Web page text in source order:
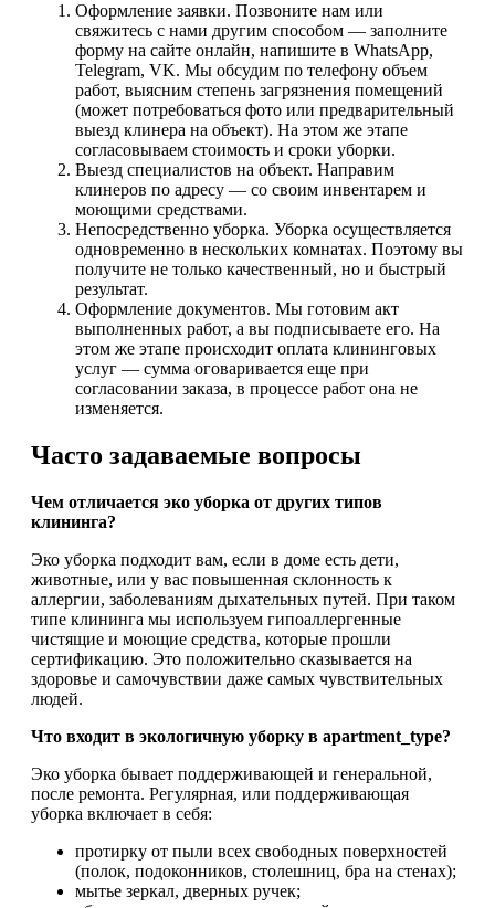
Оформление заявки. Позвоните нам или
свяжитесь с нами другим способом — заполните
форму на сайте онлайн, напишите в WhatsApp,
Telegram, VK. Мы обсудим по телефону объем
работ, выясним степень загрязнения помещений
(может потребоваться фото или предварительный
выезд клинера на объект). На этом же этапе
согласовываем стоимость и сроки уборки.
Выезд специалистов на объект. Направим
клинеров по адресу — со своим инвентарем и
моющими средствами.
Непосредственно уборка. Уборка осуществляется
одновременно в нескольких комнатах. Поэтому вы
получите не только качественный, но и быстрый
результат.
Оформление документов. Мы готовим акт
выполненных работ, а вы подписываете его. На
этом же этапе происходит оплата клининговых
услуг — сумма оговаривается еще при
согласовании заказа, в процессе работ она не
изменяется.
Часто задаваемые вопросы
Чем отличается эко уборка от других типов
клининга?
Эко уборка подходит вам, если в доме есть дети,
животные, или у вас повышенная склонность к
аллергии, заболеваниям дыхательных путей. При таком
типе клининга мы используем гипоаллергенные
чистящие и моющие средства, которые прошли
сертификацию. Это положительно сказывается на
здоровье и самочувствии даже самых чувствительных
людей.
Что входит в экологичную уборку в apartment_type?
Эко уборка бывает поддерживающей и генеральной,
после ремонта. Регулярная, или поддерживающая
уборка включает в себя:
протирку от пыли всех свободных поверхностей
(полок, подоконников, столешниц, бра на стенах);
мытье зеркал, дверных ручек;